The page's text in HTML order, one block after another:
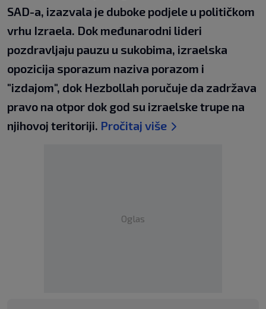
SAD-a, izazvala je duboke podjele u političkom
vrhu Izraela. Dok međunarodni lideri
pozdravljaju pauzu u sukobima, izraelska
opozicija sporazum naziva porazom i
"izdajom", dok Hezbollah poručuje da zadržava
pravo na otpor dok god su izraelske trupe na
njihovoj teritoriji. Pročitaj više
Oglas